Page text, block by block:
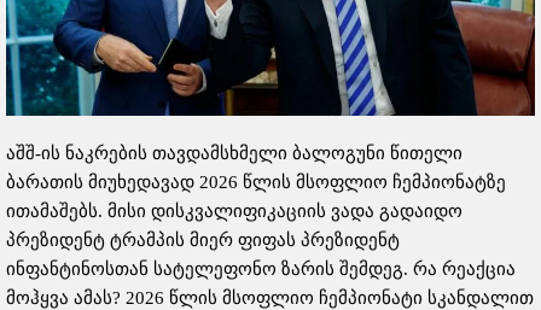
აშშ-ის ნაკრების თავდამსხმელი ბალოგუნი წითელი
ბარათის მიუხედავად 2026 წლის მსოფლიო ჩემპიონატზე
ითამაშებს. მისი დისკვალიფიკაციის ვადა გადაიდო
პრეზიდენტ ტრამპის მიერ ფიფას პრეზიდენტ
ინფანტინოსთან სატელეფონო ზარის შემდეგ. რა რეაქცია
მოჰყვა ამას? 2026 წლის მსოფლიო ჩემპიონატი სკანდალით